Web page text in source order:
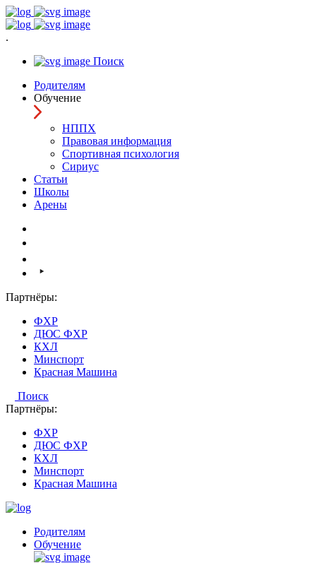
.
Поиск
Родителям
Обучение
НППХ
Правовая информация
Спортивная психология
Cириус
Статьи
Школы
Арены
Партнёры:
ФХР
ДЮС ФХР
КХЛ
Минспорт
Красная Машина
Поиск
Партнёры:
ФХР
ДЮС ФХР
КХЛ
Минспорт
Красная Машина
Родителям
Обучение